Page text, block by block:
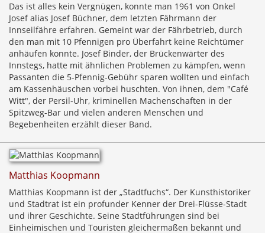
Das ist alles kein Vergnügen, konnte man 1961 von Onkel
Josef alias Josef Büchner, dem letzten Fährmann der
Innseilfähre erfahren. Gemeint war der Fährbetrieb, durch
den man mit 10 Pfennigen pro Überfahrt keine Reichtümer
anhäufen konnte. Josef Binder, der Brückenwärter des
Innstegs, hatte mit ähnlichen Problemen zu kämpfen, wenn
Passanten die 5-Pfennig-Gebühr sparen wollten und einfach
am Kassenhäuschen vorbei huschten. Von ihnen, dem "Café
Witt", der Persil-Uhr, kriminellen Machenschaften in der
Spitzweg-Bar und vielen anderen Menschen und
Begebenheiten erzählt dieser Band.
Matthias Koopmann
Matthias Koopmann ist der „Stadtfuchs“. Der Kunsthistoriker
und Stadtrat ist ein profunder Kenner der Drei-Flüsse-Stadt
und ihrer Geschichte. Seine Stadtführungen sind bei
Einheimischen und Touristen gleichermaßen bekannt und